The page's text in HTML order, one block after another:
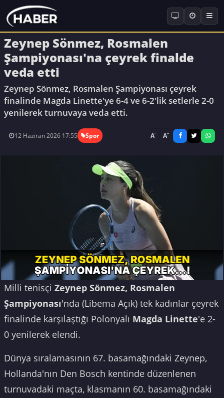
Zeynep Sönmez, Rosmalen
Şampiyonası'na çeyrek finalde
veda etti
Zeynep Sönmez, Rosmalen Şampiyonası çeyrek
finalinde Magda Linette'ye 6-4 ve 6-2'lik setlerle 2-0
yenilerek turnuvaya veda etti.
12 Haziran 2026 17:55 Spor A- A+
Milli tenisçi Zeynep Sönmez, Rosmalen
Şampiyonası'nda (Libema Açık) tek kadınlar çeyrek
finalinde karşılaştığı Polonyalı Magda Linette'e 2-
0 yenilerek elendi.
Dünya sıralamasının 67. basamağındaki Zeynep,
Hollanda'nın Den Bosch kentinde düzenlenen
turnuvadaki maçta, klasmanın 60. basamağındaki